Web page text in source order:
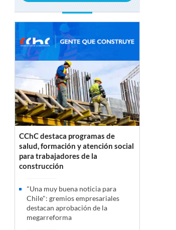
CChC destaca programas de
salud, formación y atención social
para trabajadores de la
construcción
"Una muy buena noticia para
Chile": gremios empresariales
destacan aprobación de la
megarreforma